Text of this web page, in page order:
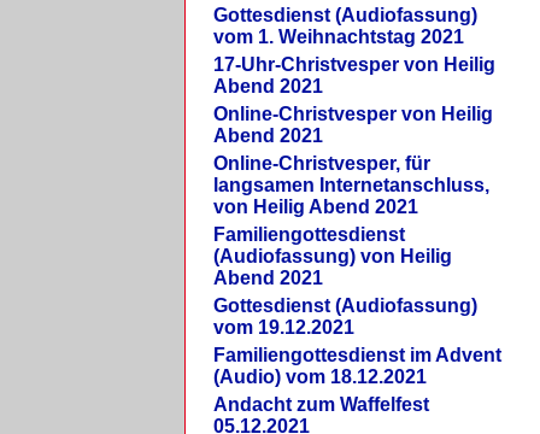
Gottesdienst (Audiofassung)
vom 1. Weihnachtstag 2021
17-Uhr-Christvesper von Heilig
Abend 2021
Online-Christvesper von Heilig
Abend 2021
Online-Christvesper, für
langsamen Internetanschluss,
von Heilig Abend 2021
Familiengottesdienst
(Audiofassung) von Heilig
Abend 2021
Gottesdienst (Audiofassung)
vom 19.12.2021
Familiengottesdienst im Advent
(Audio) vom 18.12.2021
Andacht zum Waffelfest
05.12.2021